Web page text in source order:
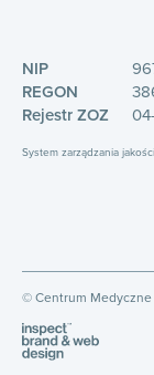
NIP
REGON
Rejestr ZOZ
System zarządzania
© Centrum Medyczne